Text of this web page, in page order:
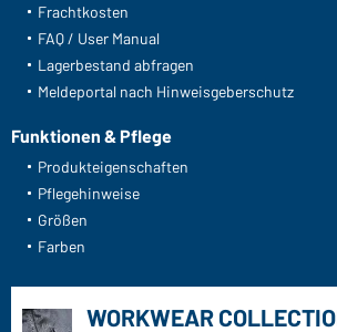
Frachtkosten
FAQ / User Manual
Lagerbestand abfragen
Meldeportal nach Hinweisgeberschutz
Funktionen & Pflege
Produkteigenschaften
Pflegehinweise
Größen
Farben
WORKWEAR